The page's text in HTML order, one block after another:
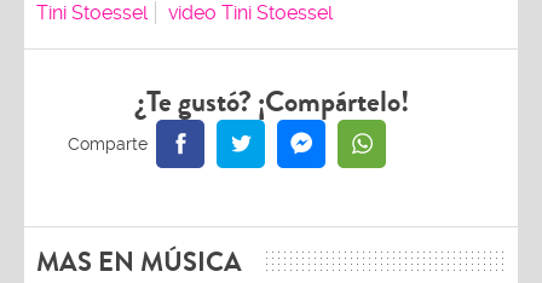
Tini Stoessel video Tini Stoessel
¿Te gustó? ¡Compártelo!
MAS EN MÚSICA